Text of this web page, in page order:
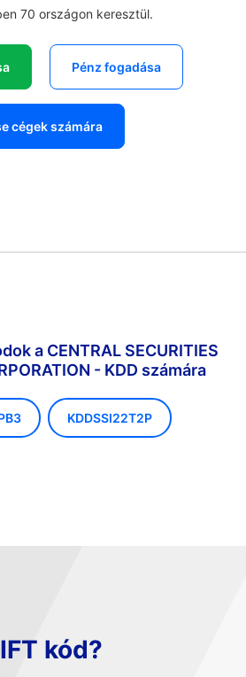
70 országon keresztül.
Pénz fogadása
cégek számára
a CENTRAL SECURITIES
- KDD számára
KDDSSI22T2P
kód?